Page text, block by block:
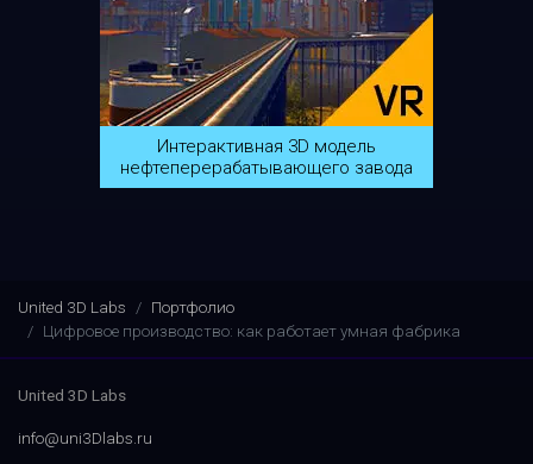
Интерактивная 3D модель
нефтеперерабатывающего завода
United 3D Labs
Портфолио
Цифровое производство: как работает умная фабрика
United 3D Labs
info@uni3Dlabs.ru